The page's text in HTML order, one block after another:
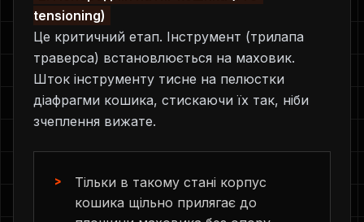
tensioning)
Це критичний етап. Інструмент (трилапа
траверса) встановлюється на маховик.
Шток інструменту тисне на пелюстки
діафрагми кошика, стискаючи їх так, ніби
зчеплення вижате.
Тільки в такому стані корпус
кошика щільно прилягає до